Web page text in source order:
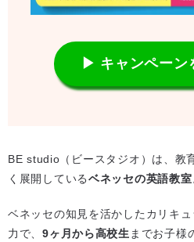
▶ キャンペーン
BE studio（ビースタジオ）は、教
く展開しているベネッセの英語教室
ベネッセの知見を活かしたカリキ
力で、9ヶ月から高校生までお子様